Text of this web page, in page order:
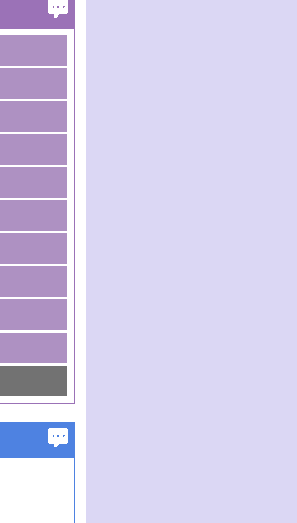
動向
速する
のための
年）
料/グリ
に関す
成に関す
実現す
ける研
年）
材料
媒研究
化触媒プ
中性子
端
せ
年）
クルの
盤とした
用した
換反応
触媒・機
ケミカル
媒開発
活用のた
とびたて
向した
分子変
新展開
開発
けた電解
・オン
ャラク
リーンな
新の研究
るマイ
プロセ
ェーンに
近の研究
の触媒
合成
の最前線
化学的
反応プ
出す触
けた触
術の新